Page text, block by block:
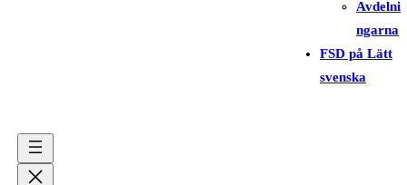
Avdelni
ngarna
FSD på Lätt
svenska